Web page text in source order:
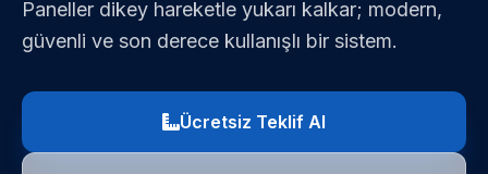
Paneller dikey hareketle yukarı kalkar; modern,
güvenli ve son derece kullanışlı bir sistem.
Ücretsiz Teklif Al